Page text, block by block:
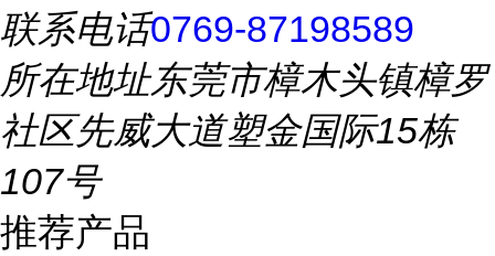
联系电话0769-87198589
所在地址东莞市樟木头镇樟罗
社区先威大道塑金国际15栋
107号
推荐产品